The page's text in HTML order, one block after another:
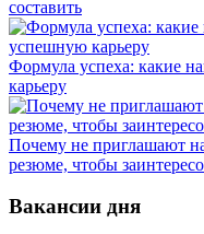
составить
Формула успеха: какие
карьеру
Почему не приглашают
резюме, чтобы
Вакансии дня